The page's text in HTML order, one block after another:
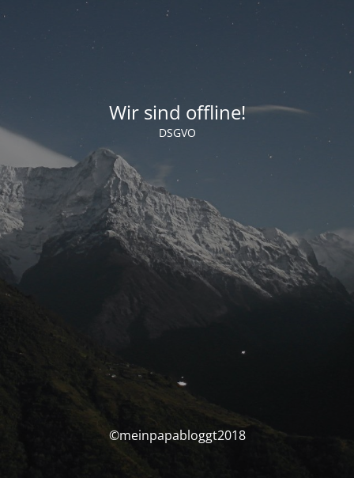
Wir sind offline!
DSGVO
©meinpapabloggt2018